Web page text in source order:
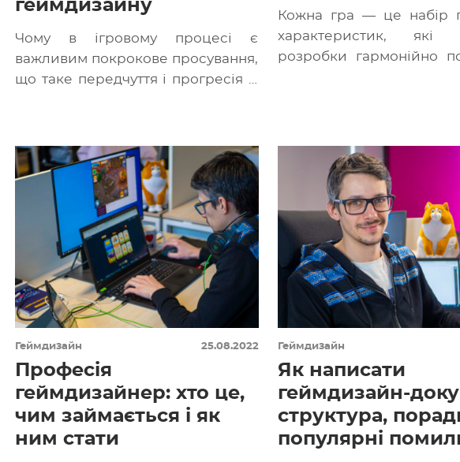
геймдизайну
Чому в ігровому процесі є
важливим покрокове просування,
що таке передчуття і прогресія й
Кожна гра — це набір
характеристик, які
розробки гармонійно
Геймдизайн 25.08.2022
Професія
геймдизайнер: хто це,
чим займається і як
ним стати
Геймдизайн
Як написати
геймдизайн-
структура,
популярні